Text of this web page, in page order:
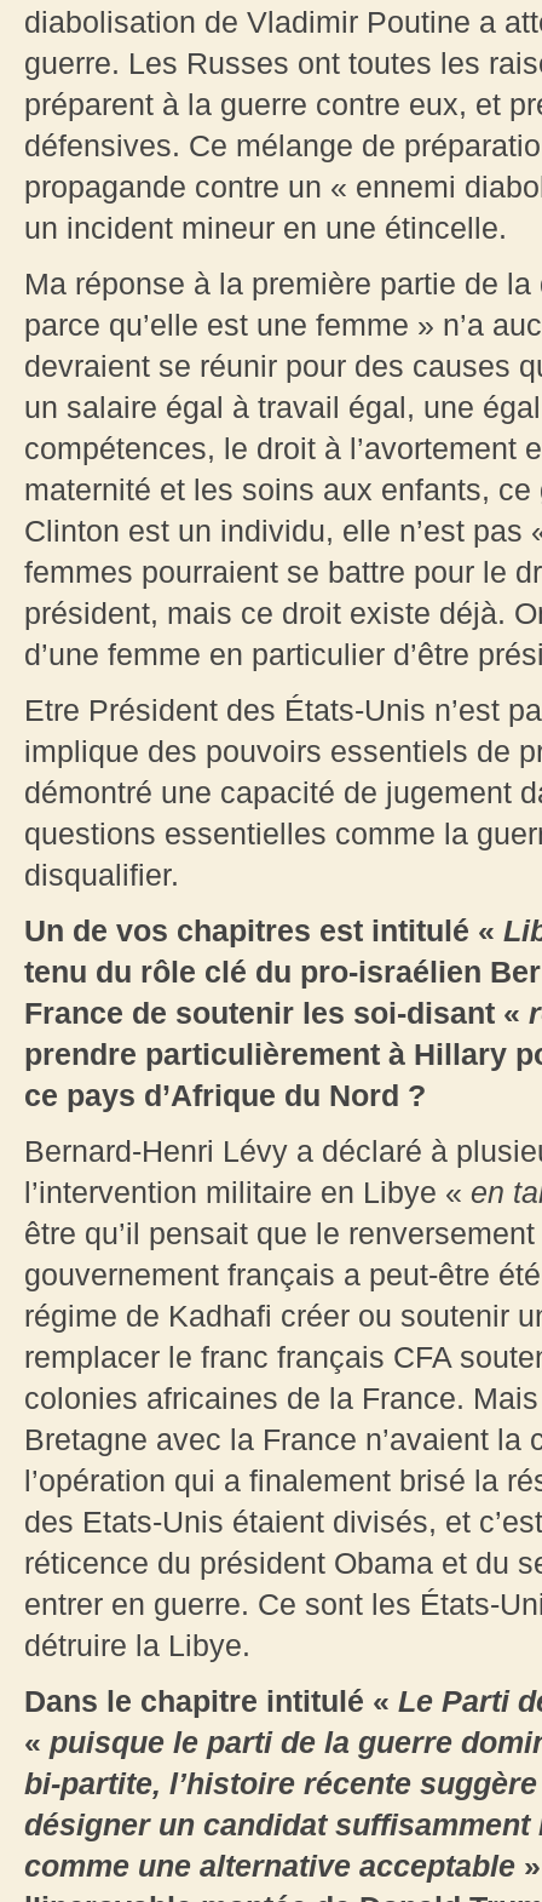
diabolisation de Vladimir Poutine a
guerre. Les Russes ont toutes les
préparent à la guerre contre eux, et
défensives. Ce mélange de
propagande contre un « ennemi
un incident mineur en une étincelle.
Ma réponse à la première partie de
parce qu’elle est une femme » n’a
devraient se réunir pour des causes
un salaire égal à travail égal, une
compétences, le droit à l’avortement
maternité et les soins aux enfants,
Clinton est un individu, elle n’est
femmes pourraient se battre pour le
président, mais ce droit existe déjà.
d’une femme en particulier d’être
Etre Président des États-Unis n’est
implique des pouvoirs essentiels de
démontré une capacité de jugement
questions essentielles comme la
disqualifier.
Un de vos chapitres est intitulé «
tenu du rôle clé du pro-israélien
France de soutenir les soi-disant «
prendre particulièrement à Hillary
ce pays d’Afrique du Nord ?
Bernard-Henri Lévy a déclaré à
l’intervention militaire en Libye « en
être qu’il pensait que le
gouvernement français a peut-être
régime de Kadhafi créer ou soutenir
remplacer le franc français CFA
colonies africaines de la France.
Bretagne avec la France n’avaient
l’opération qui a finalement brisé la
des Etats-Unis étaient divisés, et
réticence du président Obama et du
entrer en guerre. Ce sont les États-
détruire la Libye.
Dans le chapitre intitulé « Le Parti
« puisque le parti de la guerre
bi-partite, l’histoire récente
désigner un candidat
comme une alternative acceptable